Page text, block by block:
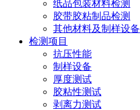
纸品包装材料检测
胶带胶粘制品检测
其他材料及制样设备
检测项目
抗压性能
制样设备
厚度测试
胶粘性测试
剥离力测试